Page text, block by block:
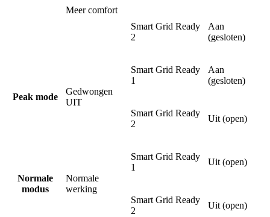
Meer comfort
Smart Grid Ready
2
Aan
(gesloten)
Peak mode
Gedwongen
UIT
Smart Grid Ready
1
Aan
(gesloten)
Smart Grid Ready
2
Uit (open)
Normale
modus
Normale
werking
Smart Grid Ready
1
Uit (open)
Smart Grid Ready
2
Uit (open)